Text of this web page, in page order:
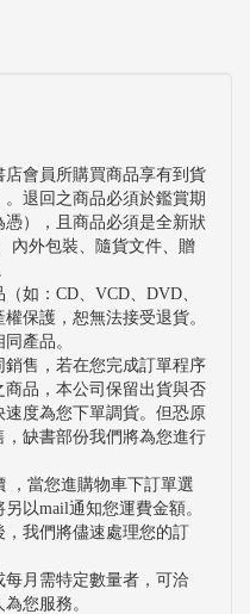
會員所購買商品享有到貨
退回之商品必須於鑑賞期
），且商品必須是全新狀
內外包裝、隨貨文件、贈
如：CD、VCD、DVD、
保護，恕無法接受退貨。
產品。
售，若在您完成訂單程序
品，本公司保留出貨與否
度為您下單調貨。但恐原
缺書部份我們將為您進行
，當您進購物車下訂單選
以mail通知您運費金額。
我們將儘速處理您的訂
月需特定數量者，可洽
為您服務。